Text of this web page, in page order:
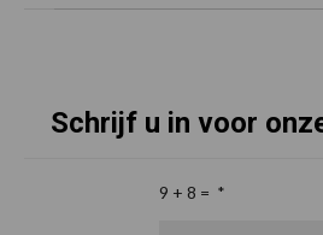
Schrijf u in voor
9 + 8 = *